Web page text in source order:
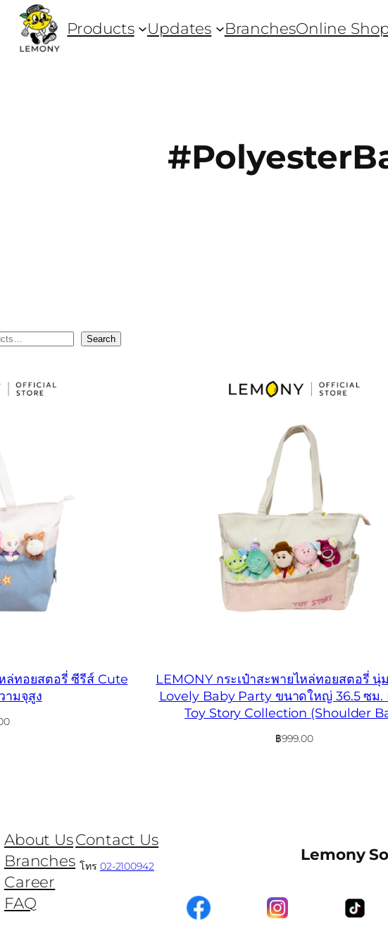
Products Updates BranchesOnline
Search
ล่ทอยสตอรี่ ซีรีส์ Cute
ามจุสูง
LEMONY กระเป๋าสะพายไหล่ทอยสตอรี่ นุ่
Lovely Baby Party ขนาดใหญ่ 36.5 ซม.
Toy Story Collection (Shoulder
฿999.00
About Us
Branches
Career
FAQ
Contact Us
โทร 02-2100942
Lemony